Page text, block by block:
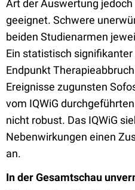
Art der Auswertung
geeignet. Schwere
beiden Studienarmen
Ein statistisch
Endpunkt
Ereignisse zugunsten
vom IQWiG
nicht robust. Das IQWiG
Nebenwirkungen einen
an.
In der Gesamtschau